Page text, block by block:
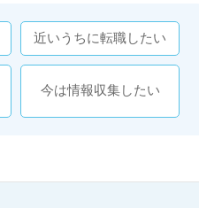
近いうちに転職したい
今は情報収集したい